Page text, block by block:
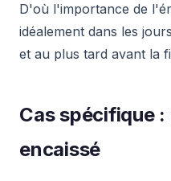
D'où l'importance de
idéalement dans les
et au plus tard avant la
Cas spécifique
encaissé